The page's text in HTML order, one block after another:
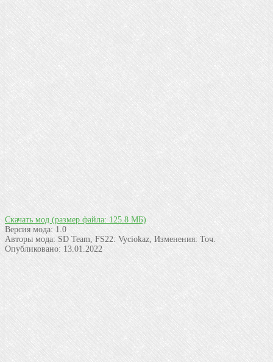
Скачать мод (размер файла: 125.8 МБ)
Версия мода: 1.0
Авторы мода: SD Team, FS22: Vyciokaz, Изменения: Точ.
Опубликовано: 13.01.2022